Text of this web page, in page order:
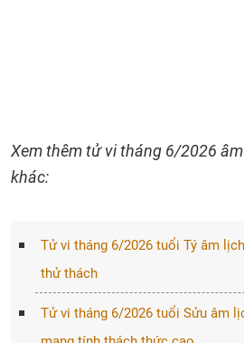
Xem thêm tử vi tháng 6/2026
khác:
Tử vi tháng 6/2026 tuổi Tý âm
thử thách
Tử vi tháng 6/2026 tuổi Sửu âm